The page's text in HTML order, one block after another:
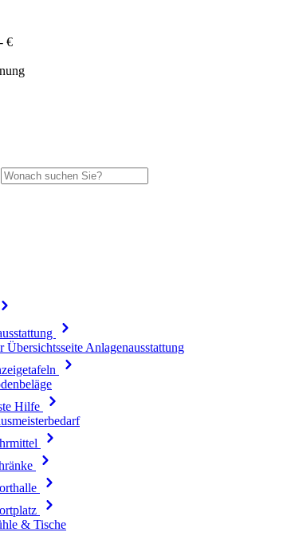
€
Übersichtsseite Anlagenausstattung
Hilfe
& Tische